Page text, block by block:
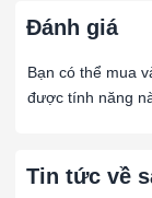
tinh và lọc hiệu
nhằm đảm bảo
qua lọc.
diện tích lắp đặt
Đánh giá
Bạn có thể mua
được tính năng
Tin tức về